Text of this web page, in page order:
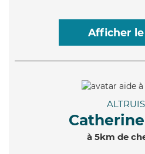
Afficher
à 5km de